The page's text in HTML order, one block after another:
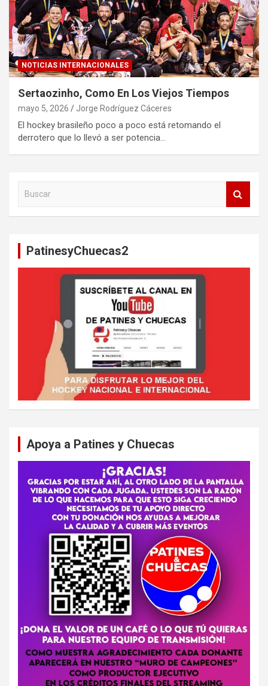
NOTICIAS INTERNACIONALES
Sertaozinho, Como En Los Viejos Tiempos
mayo 5, 2026 Jorge Rodríguez Cáceres
El hockey brasileño poco a poco está retomando el
derrotero que lo llevó a ser potencia…
PatinesyChuecas2
Apoya a Patines y Chuecas